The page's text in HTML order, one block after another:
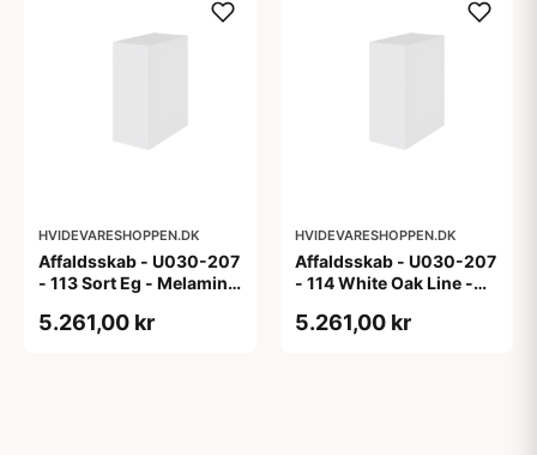
HVIDEVARESHOPPEN.DK
Affaldsskab - U030-207
- 113 Sort Eg - Melamin,
5.261,00 kr
HVIDEVARESHOPPEN.DK
Affaldsskab - U030-207
- 114 White Oak Line -
5.261,00 kr